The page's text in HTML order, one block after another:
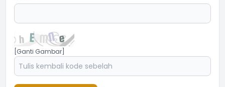
[Ganti Gambar]